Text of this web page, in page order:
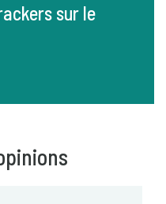
sur le